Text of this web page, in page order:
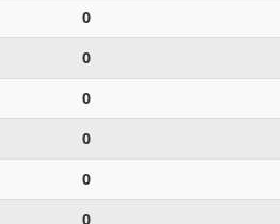
0
0
0
0
0
0